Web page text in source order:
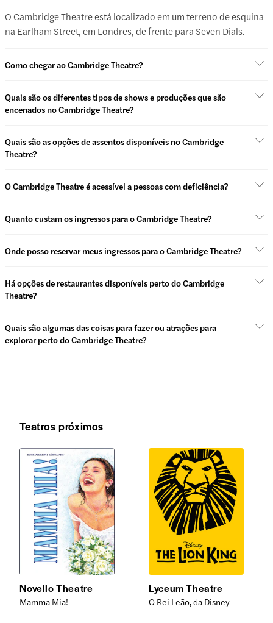
O Cambridge Theatre está localizado em um terreno de esquina
na Earlham Street, em Londres, de frente para Seven Dials.
Como chegar ao Cambridge Theatre?
Quais são os diferentes tipos de shows e produções que são
encenados no Cambridge Theatre?
Quais são as opções de assentos disponíveis no Cambridge
Theatre?
O Cambridge Theatre é acessível a pessoas com deficiência?
Quanto custam os ingressos para o Cambridge Theatre?
Onde posso reservar meus ingressos para o Cambridge Theatre?
Há opções de restaurantes disponíveis perto do Cambridge
Theatre?
Quais são algumas das coisas para fazer ou atrações para
explorar perto do Cambridge Theatre?
Teatros próximos
Novello Theatre
Mamma Mia!
Lyceum Theatre
O Rei Leão, da Disney